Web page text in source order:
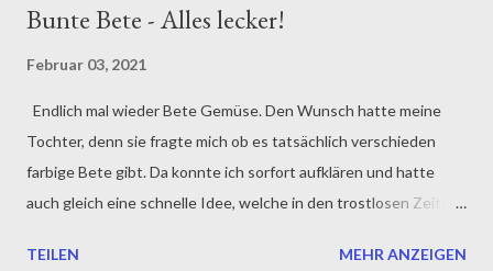
Bunte Bete - Alles lecker!
Februar 03, 2021
Endlich mal wieder Bete Gemüse. Den Wunsch hatte meine
Tochter, denn sie fragte mich ob es tatsächlich verschieden
farbige Bete gibt. Da konnte ich sorfort aufklären und hatte
auch gleich eine schnelle Idee, welche in den trostlosen Zeiten
gebackenes Schwarzbrot bringt. Die Idee bestand aus
TEILEN MEHR ANZEIGEN